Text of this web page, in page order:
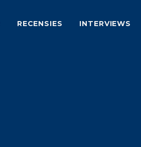
RECENSIES INTERVIEWS